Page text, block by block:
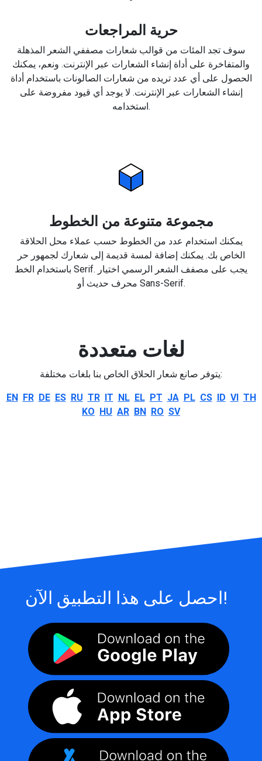
حرية المراجعات
سوف تجد المئات من قوالب شعارات مصففي الشعر المذهلة
والمتفاخرة على أداة إنشاء الشعارات عبر الإنترنت. ونعم، يمكنك
الحصول على أي عدد تريده من شعارات الصالونات باستخدام أداة
إنشاء الشعارات عبر الإنترنت. لا يوجد أي قيود مفروضة على
استخدامه.
مجموعة متنوعة من الخطوط
يمكنك استخدام عدد من الخطوط حسب عملاء محل الحلاقة
الخاص بك. يمكنك إضافة لمسة قديمة إلى شعارك لجمهور حر
باستخدام الخط Serif. يجب على مصفف الشعر الرسمي اختيار
محرف حديث أو Sans-Serif.
لغات متعددة
يتوفر صانع شعار الحلاق الخاص بنا بلغات مختلفة:
EN FR DE ES RU TR IT NL EL PT JA PL CS ID VI TH
KO HU AR BN RO SV
احصل على هذا التطبيق الآن!